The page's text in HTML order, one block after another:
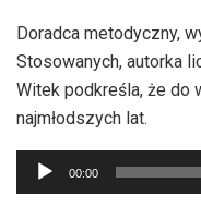
Doradca metodyczny,
Stosowanych, autorka
Witek podkreśla, że do
najmłodszych lat.
Odtwarzacz
plików
00:00